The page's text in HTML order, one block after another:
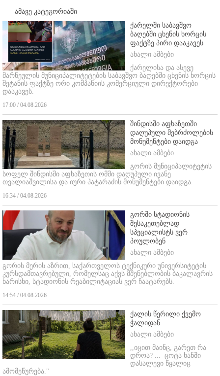
ამავე კატეგორიაში
ქარელში საბავშვო
ბაღებში ცხენის ხორცის
ფაქტზე პირი დააკავეს
ახალი ამბები
ქარელისა და ასევე
მარნეულის მუნიციპალიტეტების საბავშვო ბაღებში ცხენის ხორცის
შეტანის ფაქტზე ორი კომპანიის კომერციული დირექტორები
დააკავეს.
17:00 / 04.08.2026
შინდისში აფხაზეთში
დაღუპული მებრძოლების
მონუმენტები დაიდგა
ახალი ამბები
გორის მუნიციპალიტეტის
სოფელ შინდისში აფხაზეთის ომში დაღუპული ივანე
თვალიაშვილისა და იური პატარაძის მონუმენტები დაიდგა.
16:34 / 04.08.2026
გორში სტადიონის
შესაკეთებლად
სპეციალისტს ვერ
პოულობენ
ახალი ამბები
გორის მერის აზრით, საქართველოს ტექნიკური უნივერსიტეტის
კურსდამთავრებული, რომელსაც აქვს მშენებლობის ბაკალავრის
ხარისხი, სტადიონის რეაბილიტაციას ვერ ჩაატარებს.
14:54 / 04.08.2026
ქალის წერილი ქვემო
ჭალიდან
ახალი ამბები
,,იცით მაინც, გარეთ რა
დროა? ... ცოტა ხანში
დასალევი წყალიც
ამომეწურება."